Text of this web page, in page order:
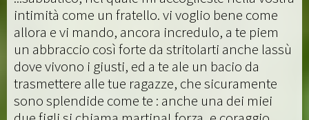
intimità come un fratello. vi voglio bene come
allora e vi mando, ancora incredulo, a te piem
un abbraccio così forte da stritolarti anche lassù
dove vivono i giusti, ed a te ale un bacio da
trasmettere alle tue ragazze, che sicuramente
sono splendide come te : anche una dei miei